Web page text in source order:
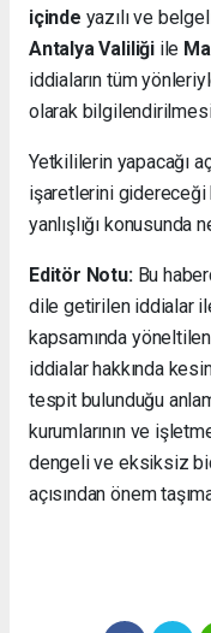
içinde yazılı ve
Antalya Valiliğiile
iddiaların tüm
olarak
Yetkililerin yapacağı
işaretlerini gidereceği
yanlışlığı konusunda
Editör Notu:Bu
dile getirilen iddialar
kapsamında
iddialar hakkında
tespit bulunduğu
kurumlarının ve
dengeli ve eksiksiz
açısından önem